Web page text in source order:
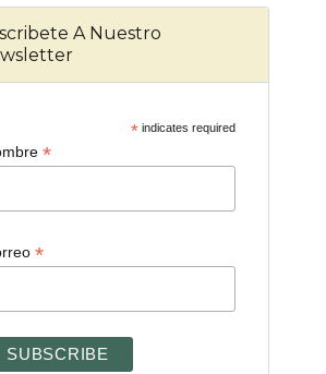
A Nuestro
* indicates required
*
*